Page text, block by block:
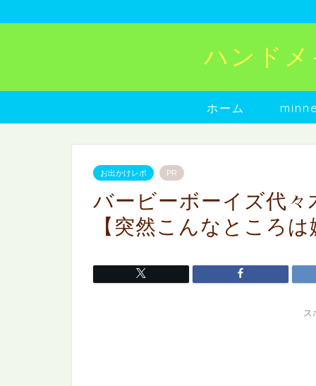
ハンド
ホーム
お出かけレポ PR
バービーボーイズ代
【突然こんなところ
ス